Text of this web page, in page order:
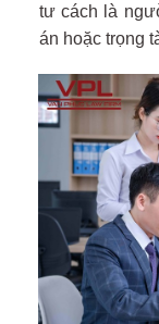
tư cách là
án hoặc trọng